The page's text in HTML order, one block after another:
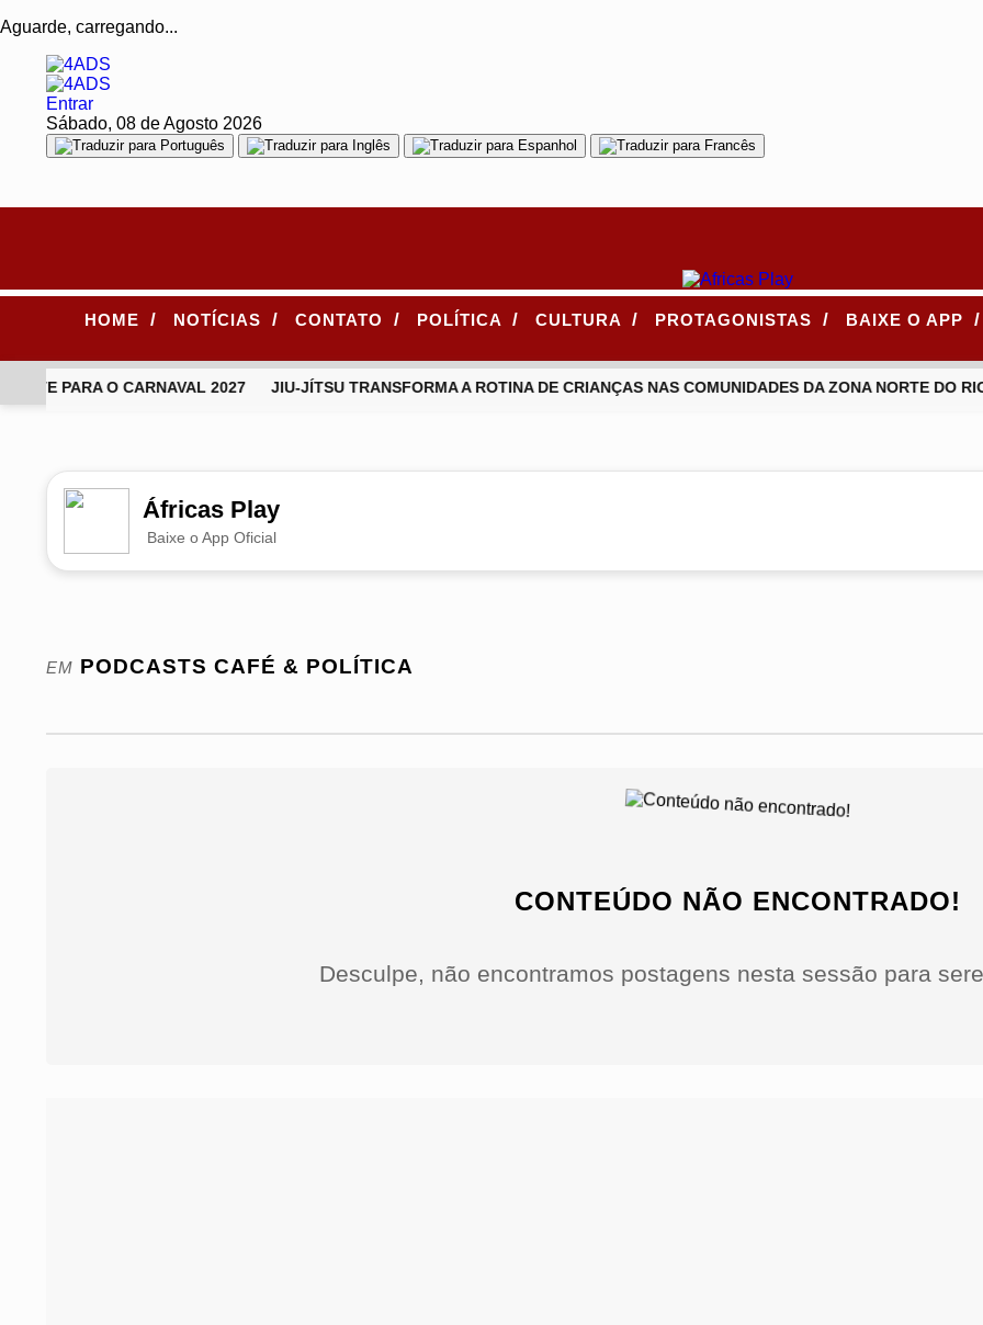
Aguarde, carregando...
Entrar
Sábado, 08 de Agosto 2026
HOME / NOTÍCIAS / CONTATO / POLÍTICA / CULTURA / PROTAGONISTAS / BAIXE O APP /
PARA O CARNAVAL 2027 JIU-JÍTSU TRANSFORMA A ROTINA DE CRIANÇAS NAS COMUNIDADES DA ZONA NORTE DO RIO
Áfricas Play
Baixe o App Oficial
EM PODCASTS CAFÉ & POLÍTICA
CONTEÚDO NÃO ENCONTRADO!
Desculpe, não encontramos postagens nesta sessão para